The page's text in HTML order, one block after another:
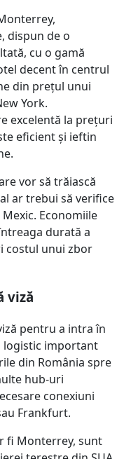
dispun de o
cu o gamă
decent în centrul
din prețul unui
York.
excelentă la prețuri
eficient și ieftin
vor să trăiască
ar trebui să verifice
Economiile
durată a
costul unui zbor
viză
pentru a intra în
logistic important
din România spre
hub-uri
conexiuni
Frankfurt.
fi Monterrey, sunt